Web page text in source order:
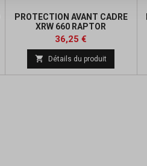
PROTECTION AVANT CADRE
XRW 660 RAPTOR
Prix
36,25 €
base
 Détails du produit